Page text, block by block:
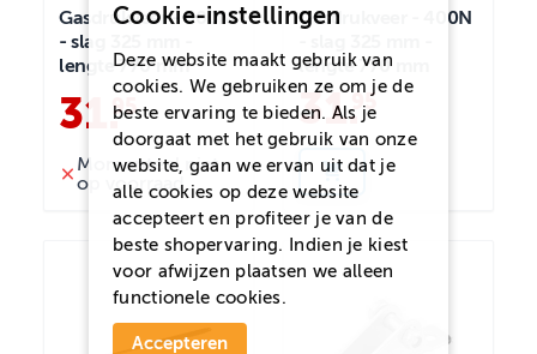
Gasdrukveer - 600N
- slag 325 mm -
lengte 770 mm
31 .
95
Momenteel niet
op voorraad
Gasdrukveer - 400N
lengte 770 mm
31.95
Cookie-instellingen
Deze website maakt gebruik van
cookies. We gebruiken ze om je de
beste ervaring te bieden. Als je
doorgaat met het gebruik van onze
website, gaan we ervan uit dat je
alle cookies op deze website
accepteert en profiteer je van de
beste shopervaring. Indien je kiest
voor afwijzen plaatsen we alleen
functionele cookies.
Accepteren